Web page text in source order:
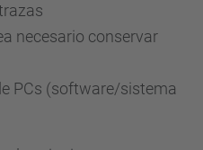
necesario conservar
PCs (software/sistema